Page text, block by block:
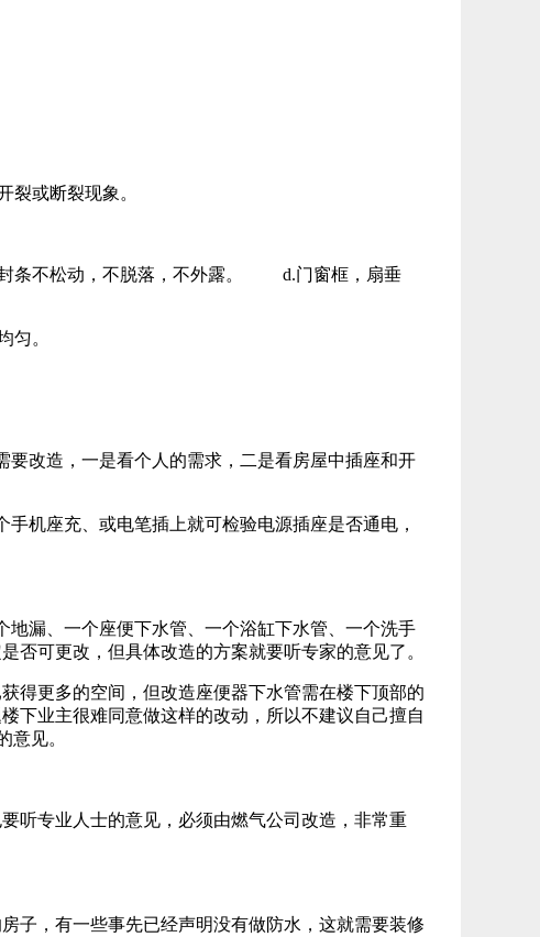
或断裂现象。
条不松动，不脱落，不外露。 d.门窗框，扇垂
。
改造，一是看个人的需求，二是看房屋中插座和开
机座充、或电笔插上就可检验电源插座是否通电，
漏、一个座便下水管、一个浴缸下水管、一个洗手
否可更改，但具体改造的方案就要听专家的意见了。
更多的空间，但改造座便器下水管需在楼下顶部的
下业主很难同意做这样的改动，所以不建议自己擅自
意见。
专业人士的意见，必须由燃气公司改造，非常重
，有一些事先已经声明没有做防水，这就需要装修